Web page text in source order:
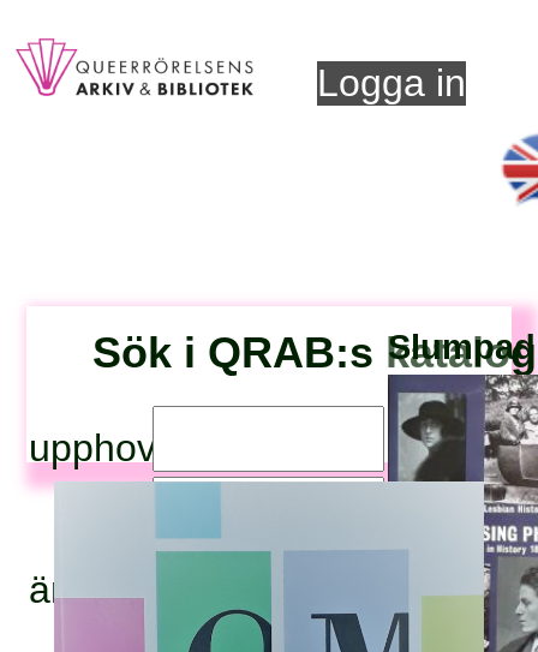
Logga in
Sök i QRAB:s katalog
upphovsperson:
ämnesord: